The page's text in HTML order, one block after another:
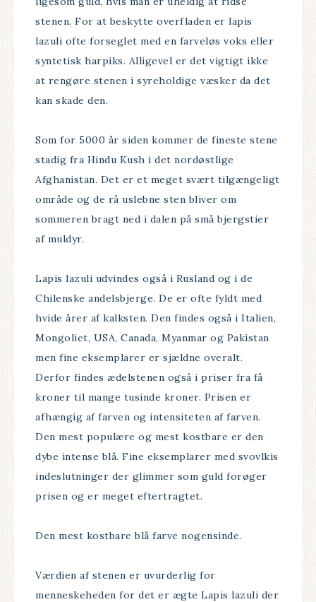
stenen. For at beskytte overfladen er lapis
lazuli ofte forseglet med en farveløs voks eller
syntetisk harpiks. Alligevel er det vigtigt ikke
at rengøre stenen i syreholdige væsker da det
kan skade den.
Som for 5000 år siden kommer de fineste stene
stadig fra Hindu Kush i det nordøstlige
Afghanistan. Det er et meget svært tilgængeligt
område og de rå uslebne sten bliver om
sommeren bragt ned i dalen på små bjergstier
af muldyr.
Lapis lazuli udvindes også i Rusland og i de
Chilenske andelsbjerge. De er ofte fyldt med
hvide årer af kalksten. Den findes også i Italien,
Mongoliet, USA, Canada, Myanmar og Pakistan
men fine eksemplarer er sjældne overalt.
Derfor findes ædelstenen også i priser fra få
kroner til mange tusinde kroner. Prisen er
afhængig af farven og intensiteten af farven.
Den mest populære og mest kostbare er den
dybe intense blå. Fine eksemplarer med svovlkis
indeslutninger der glimmer som guld forøger
prisen og er meget eftertragtet.
Den mest kostbare blå farve nogensinde.
Værdien af stenen er uvurderlig for
menneskeheden for det er ægte Lapis lazuli der